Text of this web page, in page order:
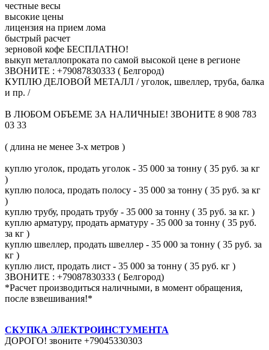
честные весы
высокие цены
лицензия на прием лома
быстрый расчет
зерновой кофе БЕСПЛАТНО!
выкуп металлопроката по самой высокой цене в регионе
ЗВОНИТЕ : +79087830333 ( Белгород)
КУПЛЮ ДЕЛОВОЙ МЕТАЛЛ / уголок, швеллер, труба, балка
и пр. /
В ЛЮБОМ ОБЪЕМЕ ЗА НАЛИЧНЫЕ! ЗВОНИТЕ 8 908 783
03 33
( длина не менее 3-х метров )
куплю уголок, продать уголок - 35 000 за тонну ( 35 руб. за кг
)
куплю полоса, продать полосу - 35 000 за тонну ( 35 руб. за кг
)
куплю трубу, продать трубу - 35 000 за тонну ( 35 руб. за кг. )
куплю арматуру, продать арматуру - 35 000 за тонну ( 35 руб.
за кг )
куплю швеллер, продать швеллер - 35 000 за тонну ( 35 руб. за
кг )
куплю лист, продать лист - 35 000 за тонну ( 35 руб. кг )
ЗВОНИТЕ : +79087830333 ( Белгород)
*Расчет производиться наличными, в момент обращения,
после взвешивания!*
СКУПКА ЭЛЕКТРОИНСТУМЕНТА
ДОРОГО! звоните +79045330303